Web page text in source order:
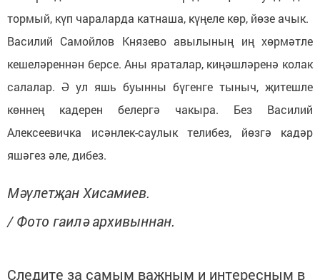
тормый, күп чараларда катнаша, күңеле көр, йөзе ачык.
Василий Самойлов Князево авылының иң хөрмәтле
кешеләреннән берсе. Аны яраталар, киңәшләренә колак
салалар. Ә ул яшь буынны бүгенге тыныч, җитешле
көннең кадерен белергә чакыра. Без Василий
Алексеевичка исәнлек-саулык телибез, йөзгә кадәр
яшәгез әле, дибез.
Мәүлетҗан Хисамиев.
/ Фото гаилә архивыннан.
Следите за самым важным и интересным в